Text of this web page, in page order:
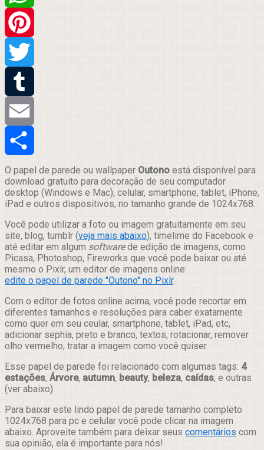
WhatsApp
Pinterest
Twitter
Tumblr
Email
Compartilhar
O papel de parede ou wallpaper Outono está disponível para
download gratuito para decoração de seu computador
desktop (Windows e Mac), celular, smartphone, tablet, iPhone,
iPad e outros dispositivos, no tamanho grande de 1024x768.
Você pode utilizar a foto ou imagem gratuitamente em seu
site, blog, tumblr (veja mais abaixo), timelime do Facebook e
até editar em algum softwarede edição de imagens, como
Picasa, Photoshop, Fireworks que você pode baixar ou até
mesmo o Pixlr, um editor de imagens online:
edite o papel de parede "Outono" no Pixlr.
Com o editor de fotos online acima, você pode recortar em
diferentes tamanhos e resoluções para caber exatamente
como quer em seu ceular, smartphone, tablet, iPad, etc,
adicionar sephia, preto e branco, textos, rotacionar, remover
olho vermelho, tratar a imagem como você quiser.
Esse papel de parede foi relacionado com algumas tags: 4
estações, Árvore, autumn, beauty, beleza, caídas, e outras
(ver abaixo).
Para baixar este lindo papel de parede tamanho completo
1024x768 para pc e celular você pode clicar na imagem
abaixo. Aproveite também para deixar seus comentários com
sua opinião, ela é importante para nós!